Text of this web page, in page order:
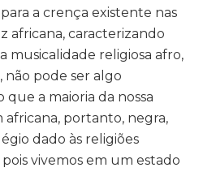
a crença existente nas
africana, caracterizando
musicalidade religiosa afro,
não pode ser algo
a maioria da nossa
portanto, negra,
dado às religiões
vivemos em um estado